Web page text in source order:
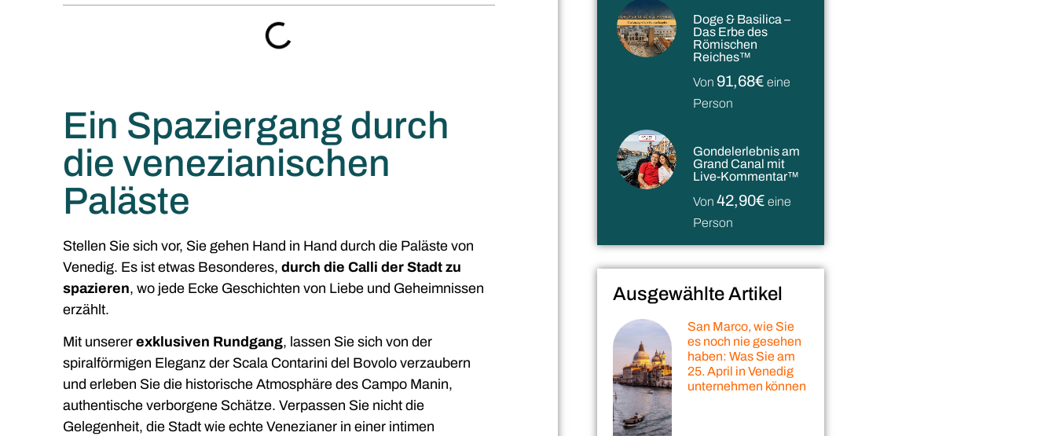
Ein Spaziergang durch
die venezianischen
Paläste
Stellen Sie sich vor, Sie gehen Hand in Hand durch die Paläste von
Venedig. Es ist etwas Besonderes, durch die Calli der Stadt zu
spazieren, wo jede Ecke Geschichten von Liebe und Geheimnissen
erzählt.
Mit unserer exklusiven Rundgang, lassen Sie sich von der
spiralförmigen Eleganz der Scala Contarini del Bovolo verzaubern
und erleben Sie die historische Atmosphäre des Campo Manin,
authentische verborgene Schätze. Verpassen Sie nicht die
Gelegenheit, die Stadt wie echte Venezianer in einer intimen
Doge & Basilica –
Das Erbe des
Römischen
Reiches™
Von 91,68€ eine
Person
Gondelerlebnis am
Grand Canal mit
Live-Kommentar™
Von42,90€ eine
Person
Ausgewählte Artikel
San Marco, wie Sie
es noch nie gesehen
haben: Was Sie am
25. April in Venedig
unternehmen können